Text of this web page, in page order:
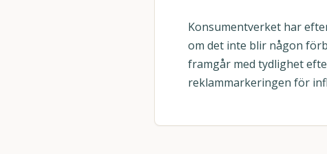
Konsumentverket har
om det inte blir någon
framgår med tydlighet
reklammarkeringen för